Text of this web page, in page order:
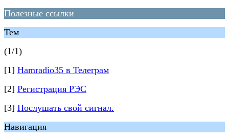
Полезные ссылки
Тем
(1/1)
[1] Hamradio35 в Телеграм
[2] Регистрация РЭС
[3] Послушать свой сигнал.
Навигация